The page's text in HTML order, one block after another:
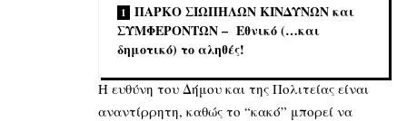
ΠΑΡΚΟ ΣΙΩΠΗΛΩΝ ΚΙΝΔΥΝΩΝ και
ΣΥΜΦΕΡΟΝΤΩΝ – Εθνικό (…και
δημοτικό) το αληθές!
Η ευθύνη του Δήμου και της Πολιτείας είναι
αναντίρρητη, καθώς το “κακό” μπορεί να